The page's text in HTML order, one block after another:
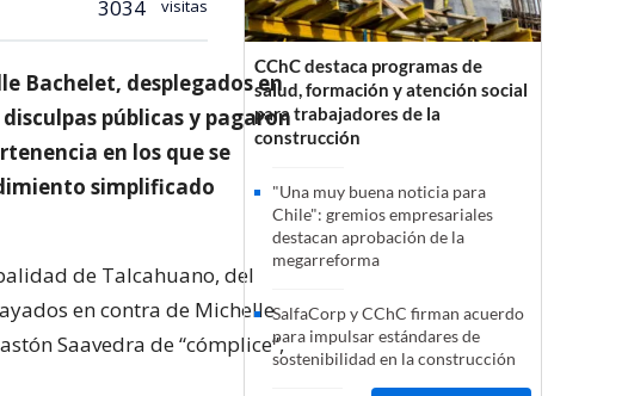
3034 visitas
Bachelet, desplegados en
públicas y pagaron
en los que se
simplificado
de Talcahuano, del
en contra de Michelle
Saavedra de “cómplice”,
CChC destaca programas de
salud, formación y atención social
para trabajadores de la
construcción
"Una muy buena noticia para
Chile": gremios empresariales
destacan aprobación de la
megarreforma
SalfaCorp y CChC firman acuerdo
para impulsar estándares de
sostenibilidad en la construcción